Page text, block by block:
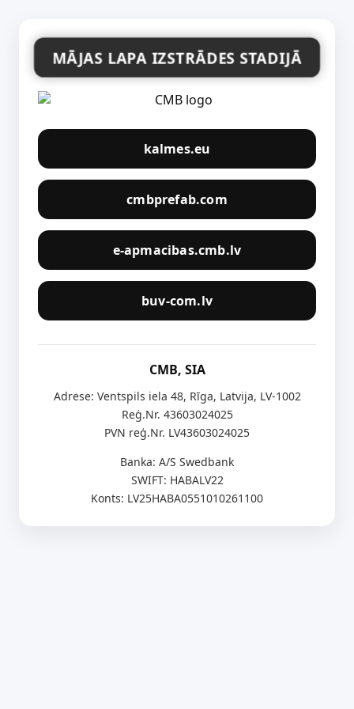
MĀJAS LAPA IZSTRĀDES STADIJĀ
kalmes.eu
cmbprefab.com
e-apmacibas.cmb.lv
buv-com.lv
CMB, SIA
Adrese: Ventspils iela 48, Rīga, Latvija, LV-1002
Reģ.Nr. 43603024025
PVN reģ.Nr. LV43603024025
Banka: A/S Swedbank
SWIFT: HABALV22
Konts: LV25HABA0551010261100